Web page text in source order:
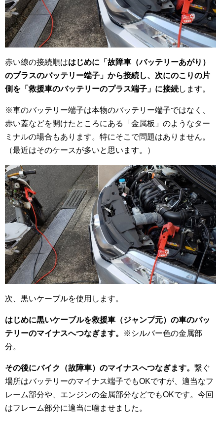
赤い線の接続順ははじめに「故障車（バッテリーあがり）
のプラスのバッテリー端子」から接続し、次にのこりの片
側を「救援車のバッテリーのプラス端子」に接続します。
※車のバッテリー端子は本物のバッテリー端子ではなく、
赤い蓋などを開けたところにある「金属板」のようなター
ミナルの場合もあります。特にそこで問題はありません。
（最近はそのケースが多いと思います。）
次、黒いケーブルを使用します。
はじめに黒いケーブルを救援車（ジャンプ元）の車のバッ
テリーのマイナスへつなぎます。
※シルバー色の金属部
分。
その後にバイク（故障車）のマイナスへつなぎます。 繋ぐ
場所はバッテリーのマイナス端子でもOKですが、適当なフ
レーム部分や、エンジンの金属部分などでもOKです。今回
はフレーム部分に適当に噛ませました。